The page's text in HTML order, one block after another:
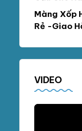
Màng Xốp
Rẻ -Giao
VIDEO